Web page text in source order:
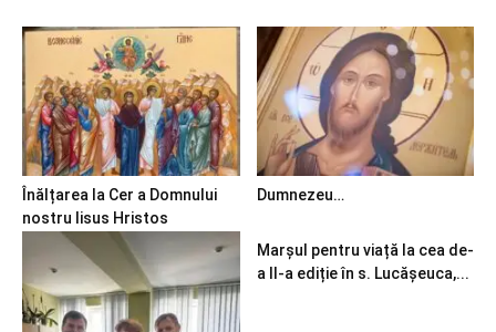
Înălțarea la Cer a Domnului
nostru Iisus Hristos
Dumnezeu…
Marșul pentru viață la cea de-
a II-a ediție în s. Lucășeuca,...